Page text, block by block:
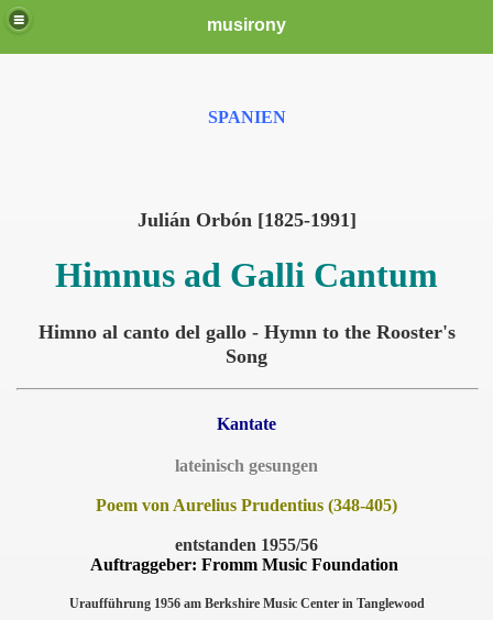
musirony
SPANIEN
Julián Orbón [1825-1991]
Himnus ad Galli Cantum
Himno al canto del gallo - Hymn to the Rooster's
Song
Kantate
lateinisch gesungen
Poem von Aurelius Prudentius (348-405)
entstanden 1955/56
Auftraggeber: Fromm Music Foundation
Uraufführung 1956 am Berkshire Music Center in Tanglewood